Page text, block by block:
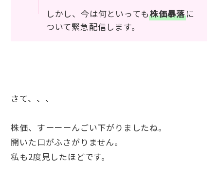
しかし、今は何といっても株価暴落に
ついて緊急配信します。
さて、、、
株価、すーーーんごい下がりましたね。
開いた口がふさがりません。
私も2度見したほどです。